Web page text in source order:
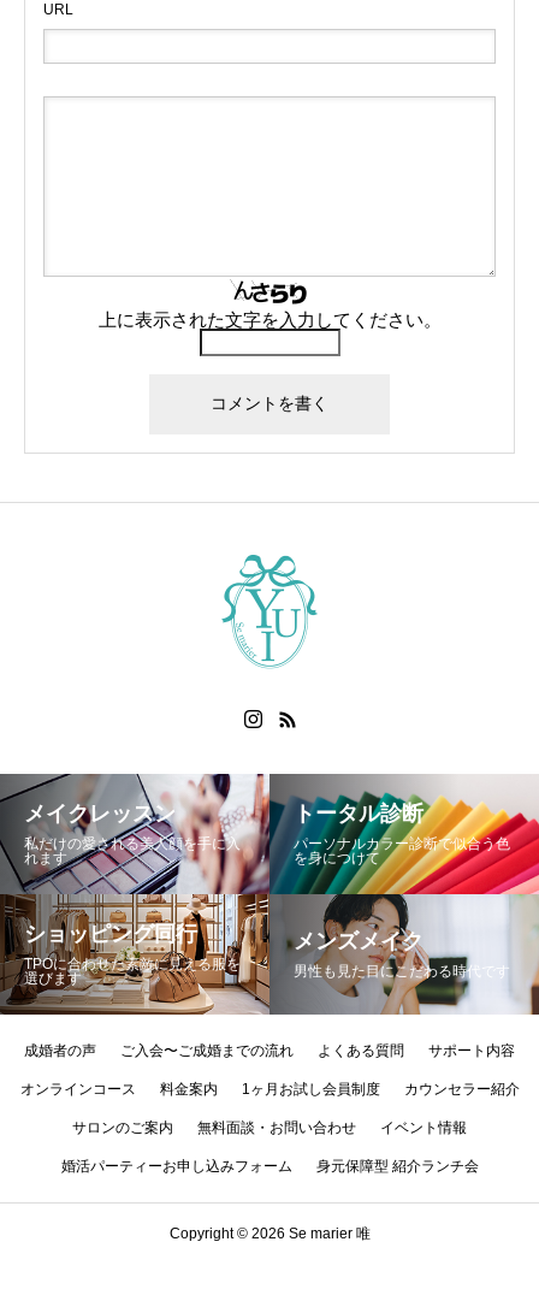
URL
上に表示された文字を入力してください。
メイクレッスン
私だけの愛される美人顔を手に入
れます
トータル診断
パーソナルカラー診断で似合う色
を身につけて
ショッピング同行
TPOに合わせた素敵に見える服を
選びます
メンズメイク
男性も見た目にこだわる時代です
成婚者の声 ご入会〜ご成婚までの流れ よくある質問 サポート内容
オンラインコース 料金案内 1ヶ月お試し会員制度 カウンセラー紹介
サロンのご案内 無料面談・お問い合わせ イベント情報
婚活パーティーお申し込みフォーム 身元保障型 紹介ランチ会
Copyright © 2026 Se marier 唯